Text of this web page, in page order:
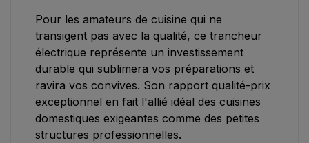
Pour les amateurs de cuisine qui ne
transigent pas avec la qualité, ce trancheur
électrique représente un investissement
durable qui sublimera vos préparations et
ravira vos convives. Son rapport qualité-prix
exceptionnel en fait l'allié idéal des cuisines
domestiques exigeantes comme des petites
structures professionnelles.